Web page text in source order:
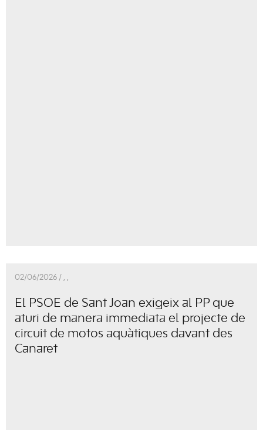
02/06/2026 / , ,
El PSOE de Sant Joan exigeix al PP que
aturi de manera immediata el projecte de
circuit de motos aquàtiques davant des
Canaret